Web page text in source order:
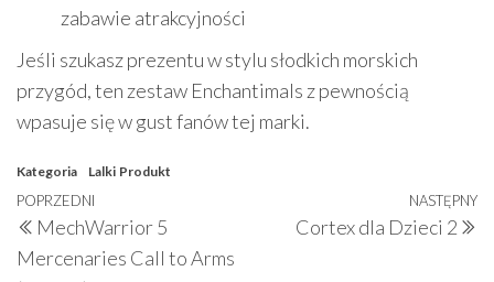
zabawie atrakcyjności
Jeśli szukasz prezentu w stylu słodkich morskich
przygód, ten zestaw Enchantimals z pewnością
wpasuje się w gust fanów tej marki.
Kategoria Lalki Produkt
Nawigacja
wpisu
Poprzedni
wpis
POPRZEDNI
MechWarrior 5
Mercenaries Call to Arms
NASTĘPNY
Cortex dla Dzieci 2